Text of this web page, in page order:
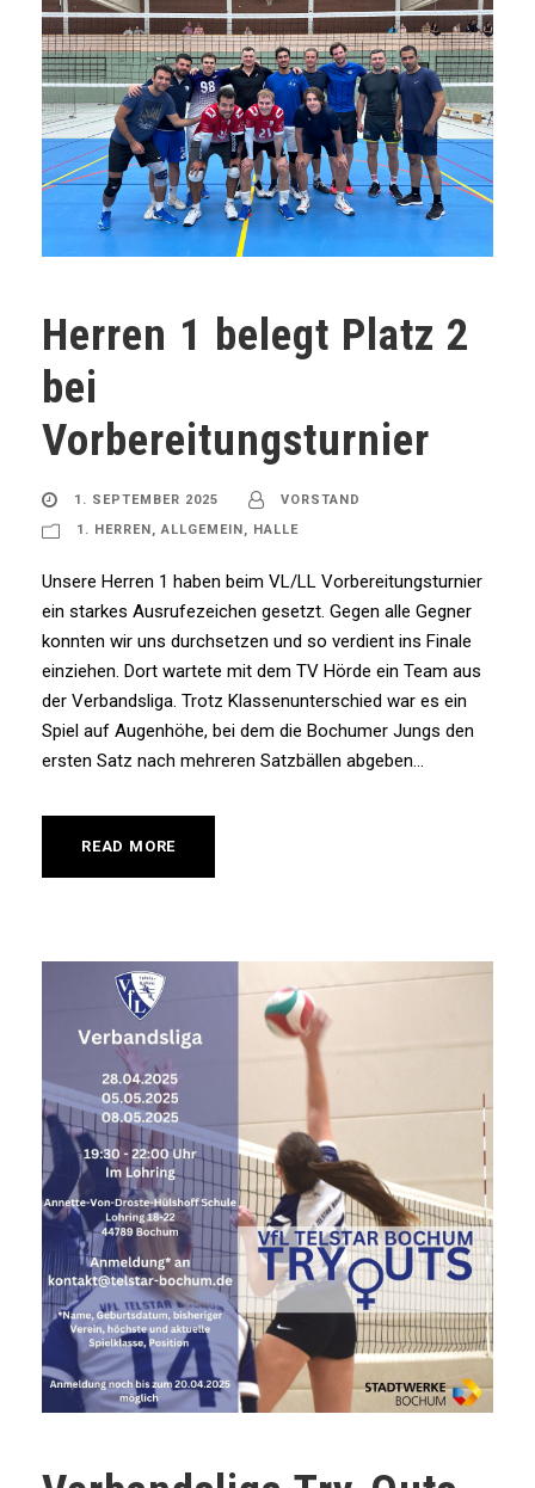
Herren 1 belegt Platz 2
bei
Vorbereitungsturnier
1. SEPTEMBER 2025
VORSTAND
1. HERREN
ALLGEMEIN HALLE
Unsere Herren 1 haben beim VL/LL Vorbereitungsturnier
ein starkes Ausrufezeichen gesetzt. Gegen alle Gegner
konnten wir uns durchsetzen und so verdient ins Finale
einziehen. Dort wartete mit dem TV Hörde ein Team aus
der Verbandsliga. Trotz Klassenunterschied war es ein
Spiel auf Augenhöhe, bei dem die Bochumer Jungs den
ersten Satz nach mehreren Satzbällen abgeben...
READ MORE